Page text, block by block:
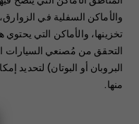
والأماكن السفلية في
تخزينها، والأماكن التي
التحقق من مُصنعي السيارات
البروبان أو البوتان) لتحديد
منها.